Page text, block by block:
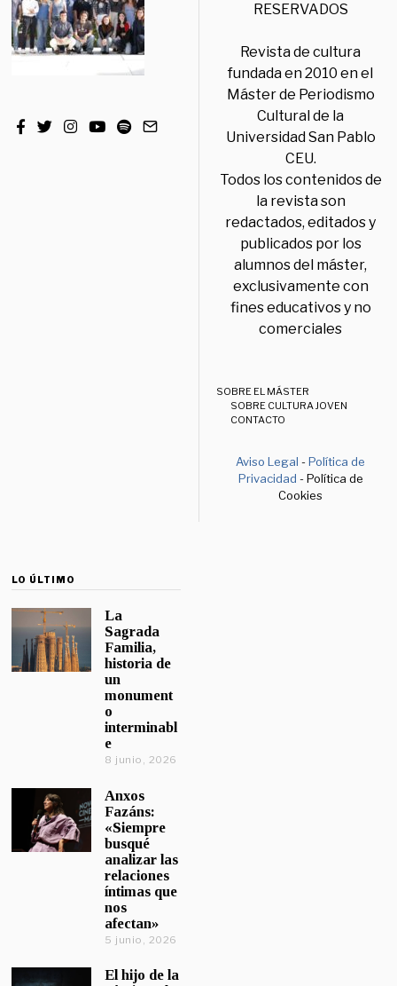
RESERVADOS
Revista de cultura
fundada en 2010 en el
Máster de Periodismo
Cultural de la
Universidad San Pablo
CEU.
Todos los contenidos de
la revista son
redactados, editados y
publicados por los
alumnos del máster,
exclusivamente con
fines educativos y no
comerciales
SOBRE EL MÁSTER
SOBRE CULTURA JOVEN
CONTACTO
Aviso Legal -Política de
Privacidad - Política de
Cookies
LO ÚLTIMO
La
Sagrada
Familia,
historia de
un
monument
o
interminabl
e
8 junio, 2026
Anxos
Fazáns:
«Siempre
busqué
analizar las
relaciones
íntimas que
nos
afectan»
5 junio, 2026
El hijo de la